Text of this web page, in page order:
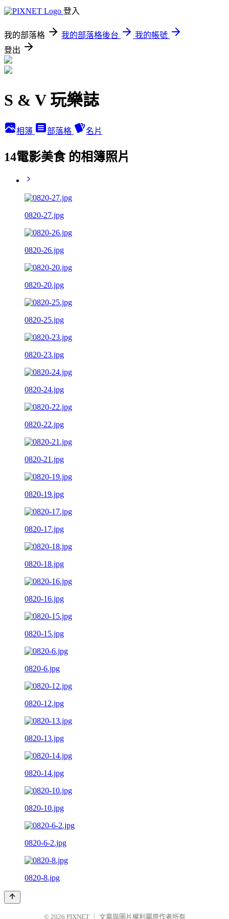
登入
我的部落格 我的部落格後台
我的帳號
登出
S & V 玩樂誌
相簿 部落格 名片
14電影美食 的相簿照片
0820-27.jpg
0820-26.jpg
0820-20.jpg
0820-25.jpg
0820-23.jpg
0820-24.jpg
0820-22.jpg
0820-21.jpg
0820-19.jpg
0820-17.jpg
0820-18.jpg
0820-16.jpg
0820-15.jpg
0820-6.jpg
0820-12.jpg
0820-13.jpg
0820-14.jpg
0820-10.jpg
0820-6-2.jpg
0820-8.jpg
© 2026 PIXNET 文章與圖片權利屬原作者所有